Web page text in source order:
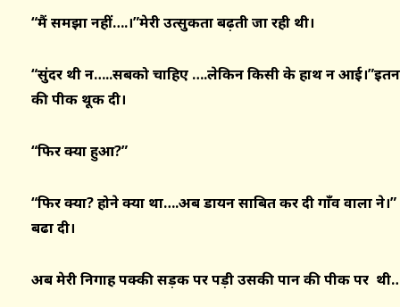
“मैं समझा नहीं….।”मेरी उत्सुकता बढ़ती जा रही थी।
“सुंदर थी न…..सबको चाहिए ….लेकिन किसी के हाथ न
की पीक थूक दी।
“फिर क्या हुआ?”
“फिर क्या? होने क्या था….अब डायन साबित कर दी गाँव वालों
बढा दी।
अब मेरी निगाह पक्की सड़क पर पड़ी उसकी पान की पीक पर